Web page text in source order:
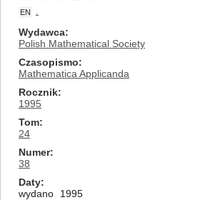
EN
Wydawca
Polish Mathematical Society
Czasopismo
Mathematica Applicanda
Rocznik
1995
Tom
24
Numer
38
Daty
wydano
1995